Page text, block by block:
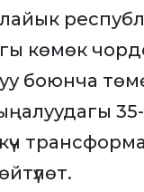
көмөк
боюнча